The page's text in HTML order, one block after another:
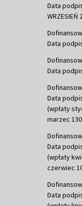
Data
WRZESIEŃ
Data
Data
Data
(wpłaty
marzec
Data
(wpłaty
czerwiec
Data